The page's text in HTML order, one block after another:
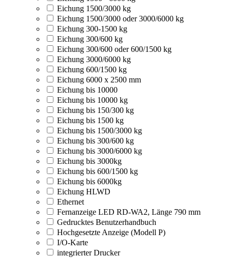
Eichung 1500/3000 kg
Eichung 1500/3000 oder 3000/6000 kg
Eichung 300-1500 kg
Eichung 300/600 kg
Eichung 300/600 oder 600/1500 kg
Eichung 3000/6000 kg
Eichung 600/1500 kg
Eichung 6000 x 2500 mm
Eichung bis 10000
Eichung bis 10000 kg
Eichung bis 150/300 kg
Eichung bis 1500 kg
Eichung bis 1500/3000 kg
Eichung bis 300/600 kg
Eichung bis 3000/6000 kg
Eichung bis 3000kg
Eichung bis 600/1500 kg
Eichung bis 6000kg
Eichung HLWD
Ethernet
Fernanzeige LED RD-WA2, Länge 790 mm
Gedrucktes Benutzerhandbuch
Hochgesetzte Anzeige (Modell P)
I/O-Karte
integrierter Drucker